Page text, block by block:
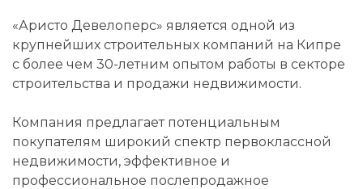
«Аристо Девелоперс» является одной из
крупнейших строительных компаний на Кипре
с более чем 30-летним опытом работы в секторе
строительства и продажи недвижимости.
Компания предлагает потенциальным
покупателям широкий спектр первоклассной
недвижимости, эффективное и
профессиональное послепродажное